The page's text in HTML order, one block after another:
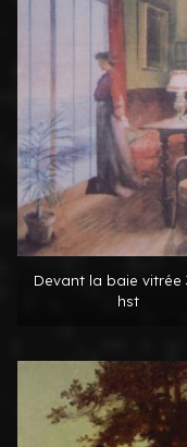
Devant la baie vitrée
hst